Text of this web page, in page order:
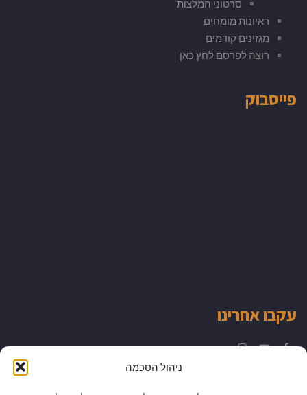
ניהול הסכמה
סרטוני המלצות
ראיונות מומחים
מגזינים קודמים
רוצה לפרסם לחץ כאן
פייסבוק
עקבו אחרינו